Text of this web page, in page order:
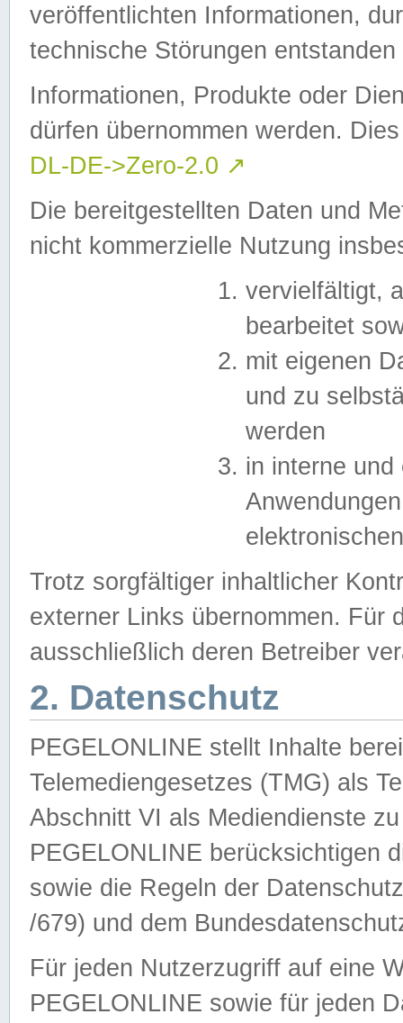
veröffentlichten Informationen,
technische Störungen
Informationen, Produkte oder
dürfen übernommen werden.
DL-DE->Zero-2.0 ↗
Die bereitgestellten Daten und
nicht kommerzielle Nutzung
vervielfältigt,
bearbeitet
mit eigenen
und zu
werden
in interne
Trotz sorgfältiger inhaltlicher
externer Links übernommen. Für
ausschließlich deren Betreiber
2. Datenschutz
PEGELONLINE stellt Inhalte
Telemediengesetzes (TMG) als
Abschnitt VI als Mediendienste
PEGELONLINE berücksichtigen
sowie die Regeln der
/679) und dem
Für jeden Nutzerzugriff auf eine
PEGELONLINE sowie für jeden